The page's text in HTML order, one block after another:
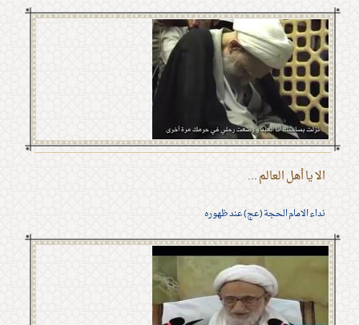
الا يا أهل العالم ...
نداء الامام الحجة (عج) عند ظهوره